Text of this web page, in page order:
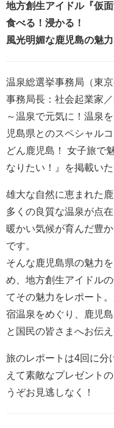
地方創生アイドル『仮
食べる！浸かる！
風光明媚な鹿児島の魅
温泉総選挙事務局（東
事務局長：社会起業家
～温泉で元気に！温泉
児島県とのスペシャル
どん鹿児島！ 女子旅で
なりたい！』を掲載いた
雄大な自然に恵まれた
多くの良質な温泉が点在
暖かい気候が育んだ豊
です。
そんな鹿児島県の魅力
め、地方創生アイドル
てその魅力をレポート
宿温泉をめぐり、鹿児
と国民の皆さまへお伝え
旅のレポートは4回に分
えて素敵なプレゼント
うぞお見逃しなく！